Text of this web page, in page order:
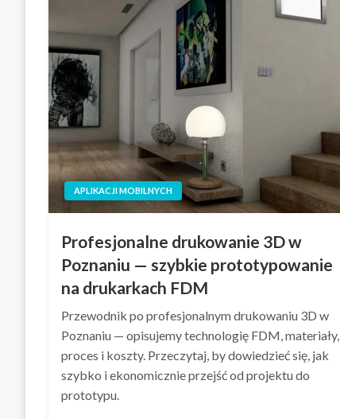
APLIKACJI MOBILNYCH
Profesjonalne drukowanie 3D w
Poznaniu — szybkie prototypowanie
na drukarkach FDM
Przewodnik po profesjonalnym drukowaniu 3D w
Poznaniu — opisujemy technologię FDM, materiały,
proces i koszty. Przeczytaj, by dowiedzieć się, jak
szybko i ekonomicznie przejść od projektu do
prototypu.